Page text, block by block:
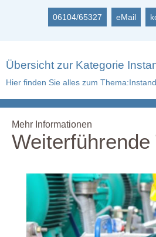
06104/65327 eMail
Übersicht zur Kategorie
Hier finden Sie alles zum
Mehr Informationen
Weiterführende